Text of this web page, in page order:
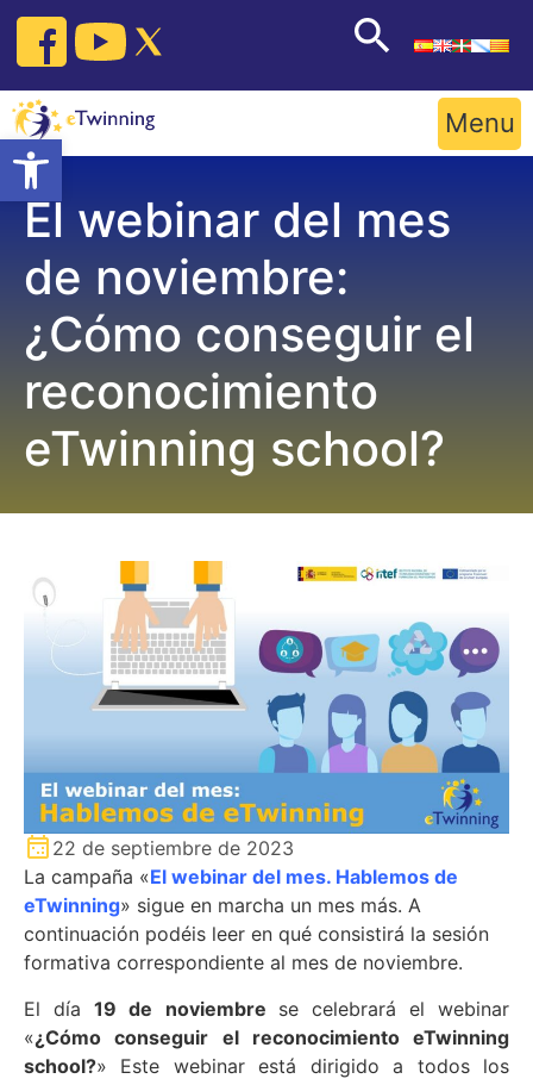
Open toolbar
Skip
content
Menu
El webinar del mes
de noviembre:
¿Cómo conseguir el
reconocimiento
eTwinning school?
22 de septiembre de 2023
La campaña «El webinar del mes. Hablemos de
eTwinning» sigue en marcha un mes más. A
continuación podéis leer en qué consistirá la sesión
formativa correspondiente al mes de noviembre.
El día19 de noviembre se celebrará el webinar
«¿Cómo conseguir el reconocimiento eTwinning
school?» Este webinar está dirigido a todos los